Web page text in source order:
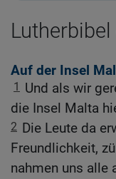
Auf der Insel
1
Und als wir
die Insel Malta
2 Die Leute da
Freundlichkeit,
nahmen uns alle